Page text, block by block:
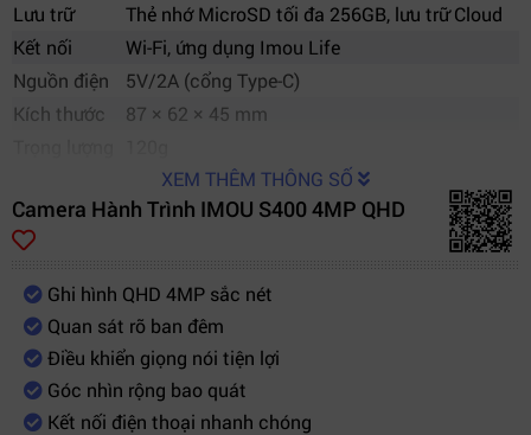
Lưu trữ
Thẻ nhớ MicroSD tối đa 256GB, lưu trữ Cloud
Kết nối
Wi-Fi, ứng dụng Imou Life
Nguồn điện
5V/2A (cổng Type-C)
Kích thước
87 × 62 × 45 mm
XEM THÊM THÔNG SỐ
Camera Hành Trình IMOU S400 4MP QHD
Ghi hình QHD 4MP sắc nét
Quan sát rõ ban đêm
Điều khiển giọng nói tiện lợi
Góc nhìn rộng bao quát
Kết nối điện thoại nhanh chóng